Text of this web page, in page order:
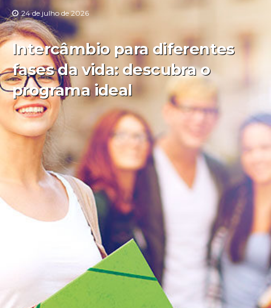
24 de julho de 2026
Intercâmbio para diferentes
fases da vida: descubra o
programa ideal